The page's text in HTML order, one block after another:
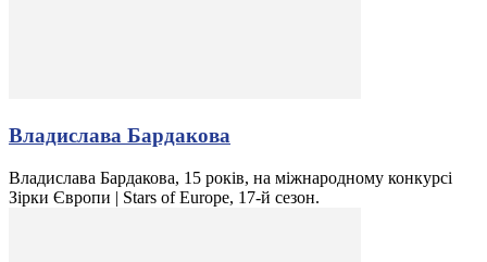
Владислава Бардакова
Владислава Бардакова, 15 років, на міжнародному конкурсі
Зірки Європи | Stars of Europe, 17-й сезон.